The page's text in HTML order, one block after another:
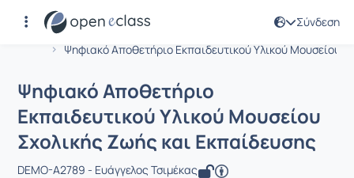
Σύνδεση
Αρχική Σελίδα
Ψηφιακό Αποθετήριο Εκπαιδευτικού Υλικού Μουσείου...
Μάθημα : Ψηφιακό Αποθετήριο
Ψηφιακό Αποθετήριο
Εκπαιδευτικού Υλικού Μουσείου
Σχολικής Ζωής και Εκπαίδευσης
DEMO-A2789 - Ευάγγελος Τσιμέκας